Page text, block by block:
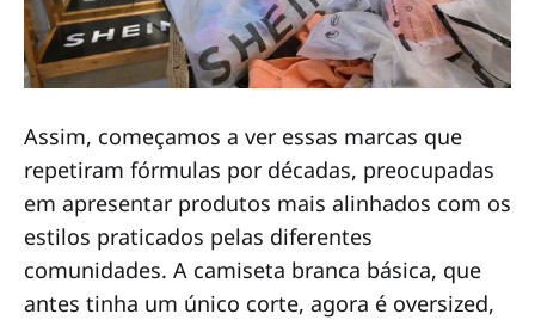
Assim, começamos a ver essas marcas que
repetiram fórmulas por décadas, preocupadas
em apresentar produtos mais alinhados com os
estilos praticados pelas diferentes
comunidades. A camiseta branca básica, que
antes tinha um único corte, agora é oversized,